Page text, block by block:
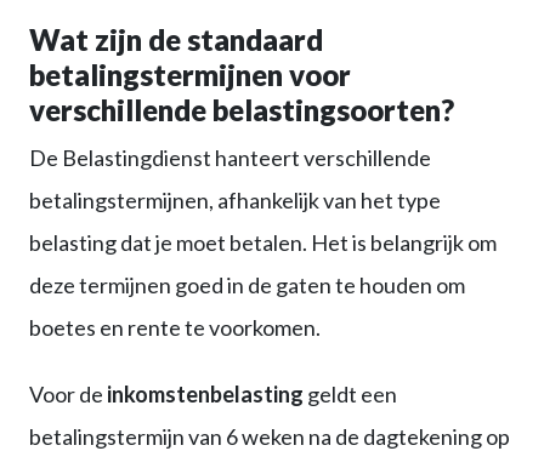
Wat zijn de standaard
betalingstermijnen voor
verschillende belastingsoorten?
De Belastingdienst hanteert verschillende
betalingstermijnen, afhankelijk van het type
belasting dat je moet betalen. Het is belangrijk om
deze termijnen goed in de gaten te houden om
boetes en rente te voorkomen.
Voor de inkomstenbelasting geldt een
betalingstermijn van 6 weken na de dagtekening op